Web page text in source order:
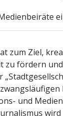
zum Ziel,
zu fördern
und